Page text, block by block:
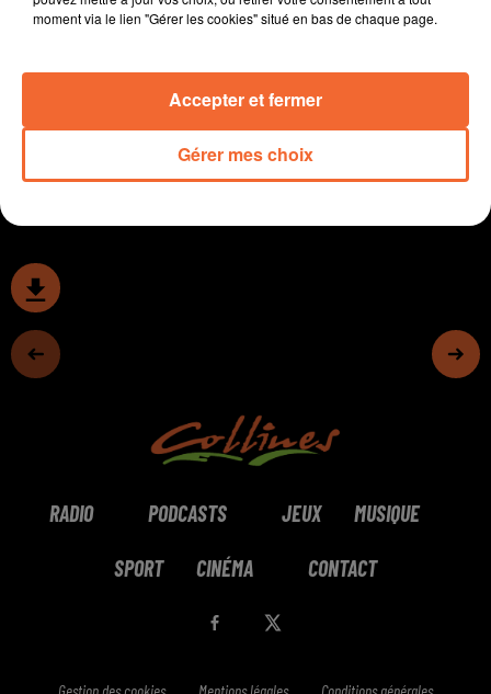
Bressuire ce week-end à Bocapole au travers du Forum
Les celloises ont parfatement entamé leur saison en
Ligue Féminine de handball avec une victoire à
0:00 16 min 43 sec
RADIO PODCASTS JEUX MUSIQUE
SPORT CINÉMA CONTACT
moment via le lien "Gérer les cookies" situé en bas de chaque page.
Gérer mes choix
Accepter et fermer